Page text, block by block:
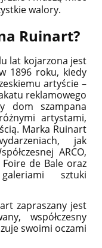
walory.
Ruinart?
lat kojarzona jest
1896 roku, kiedy
artyście –
reklamowego
dom szampana
artystami,
Marka Ruinart
jak
ARCO,
de Bale oraz
sztuki
zapraszany jest
współczesny
swoimi oczami